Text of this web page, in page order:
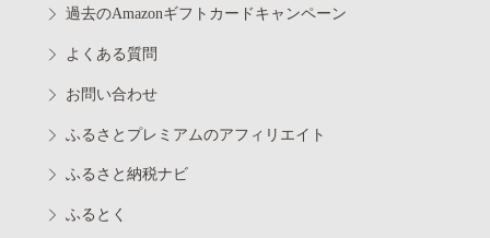
過去のAmazonギフトカードキャンペーン
よくある質問
お問い合わせ
ふるさとプレミアムのアフィリエイト
ふるさと納税ナビ
ふるとく